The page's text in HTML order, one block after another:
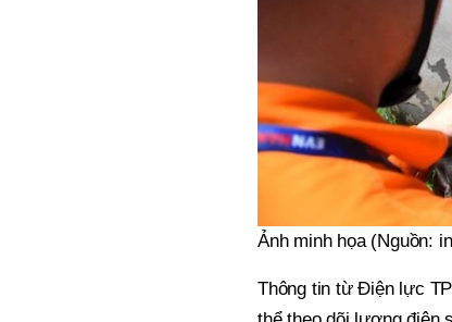
Ảnh minh họa (Nguồn:
Thông tin từ Điện lực